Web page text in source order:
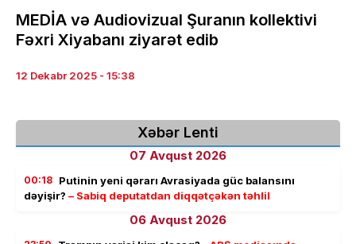
MEDİA və Audiovizual Şuranın kollektivi
Fəxri Xiyabanı ziyarət edib
12 Dekabr 2025 - 15:38
Xəbər Lenti
07 Avqust 2026
00:18 Putinin yeni qərarı Avrasiyada güc balansını
dəyişir? – Sabiq deputatdan diqqətçəkən təhlil
06 Avqust 2026